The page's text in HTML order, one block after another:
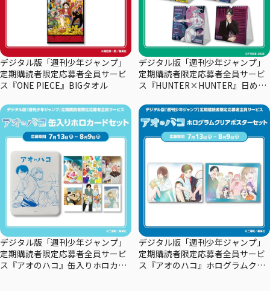
デジタル版「週刊少年ジャンプ」
定期購読者限定応募者全員サービ
ス『ONE PIECE』BIGタオル
デジタル版「週刊少年ジャンプ」
定期購読者限定応募者全員サービ
ス『HUNTER×HUNTER』日めく
デジタル版「週刊少年ジャンプ」
定期購読者限定応募者全員サービ
ス『アオのハコ』缶入りホロカー
デジタル版「週刊少年ジャンプ」
定期購読者限定応募者全員サービ
ス『アオのハコ』ホログラムクリ